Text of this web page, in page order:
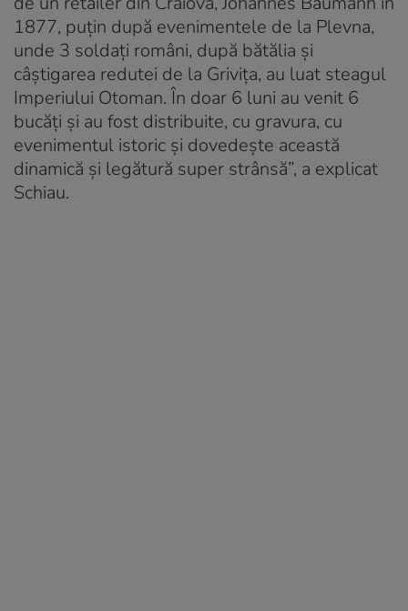
1877, puțin după evenimentele de la Plevna,
unde 3 soldați români, după bătălia și
câștigarea redutei de la Grivița, au luat steagul
Imperiului Otoman. În doar 6 luni au venit 6
bucăți și au fost distribuite, cu gravura, cu
evenimentul istoric și dovedește această
dinamică și legătură super strânsă”, a explicat
Schiau.